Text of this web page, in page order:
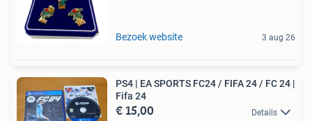
Bezoek website 3 aug 26
PS4 | EA SPORTS FC24 / FIFA 24 / FC 24 |
Fifa 24
€ 15,00 Details